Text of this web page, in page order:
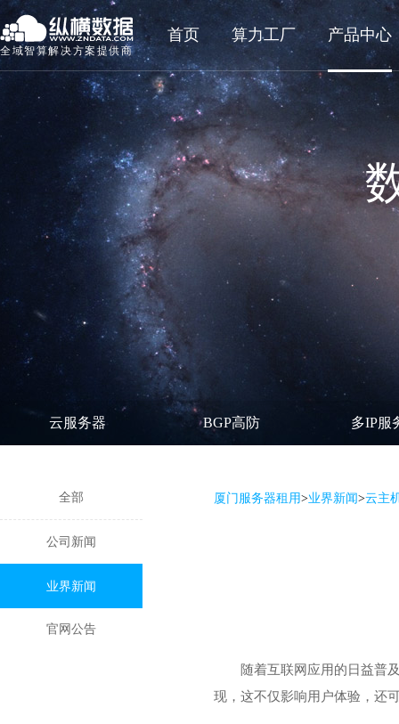
全域智算解决方案提供商
首页 算力工厂 产品中心
云服务器 BGP高防 多IP服
全部
公司新闻
业界新闻
官网公告
厦门服务器租用>业界新闻>云主
随着互联网应用的日益普
现，这不仅影响用户体验，还